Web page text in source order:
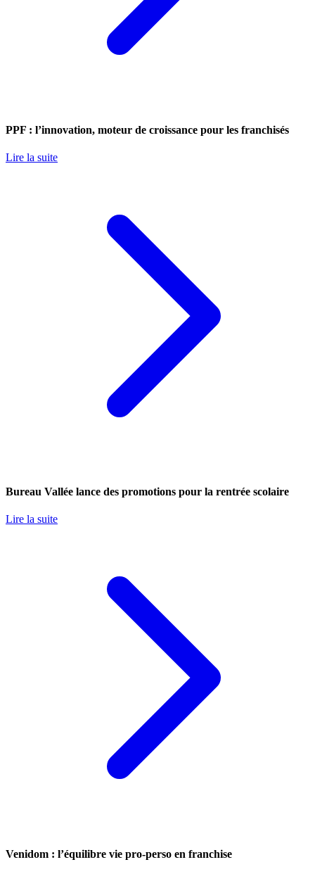
PPF : l’innovation, moteur de croissance pour les franchisés
Lire la suite
Bureau Vallée lance des promotions pour la rentrée scolaire
Lire la suite
Venidom : l’équilibre vie pro-perso en franchise